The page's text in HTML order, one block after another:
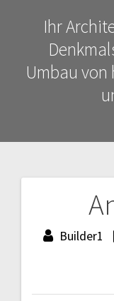
Ihr
Umbau
Builder1